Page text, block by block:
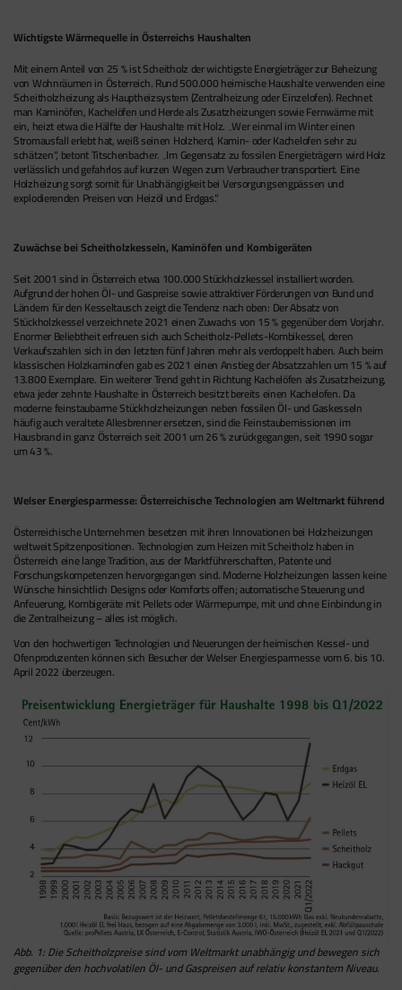
Wichtigste Wärmequelle in Österreichs Haushalten
Mit einem Anteil von 25 % ist Scheitholz der wichtigste Energieträger zur Beheizung
von Wohnräumen in Österreich. Rund 500.000 heimische Haushalte verwenden eine
Scheitholzheizung als Hauptheizsystem (Zentralheizung oder Einzelofen). Rechnet
man Kaminöfen, Kachelöfen und Herde als Zusatzheizungen sowie Fernwärme mit
ein, heizt etwa die Hälfte der Haushalte mit Holz. „Wer einmal im Winter einen
Stromausfall erlebt hat, weiß seinen Holzherd, Kamin- oder Kachelofen sehr zu
schätzen“, betont Titschenbacher. „Im Gegensatz zu fossilen Energieträgern wird Holz
verlässlich und gefahrlos auf kurzen Wegen zum Verbraucher transportiert. Eine
Holzheizung sorgt somit für Unabhängigkeit bei Versorgungsengpässen und
explodierenden Preisen von Heizöl und Erdgas.“
Zuwächse bei Scheitholzkesseln, Kaminöfen und Kombigeräten
Seit 2001 sind in Österreich etwa 100.000 Stückholzkessel installiert worden.
Aufgrund der hohen Öl- und Gaspreise sowie attraktiver Förderungen von Bund und
Ländern für den Kesseltausch zeigt die Tendenz nach oben: Der Absatz von
Stückholzkessel verzeichnete 2021 einen Zuwachs von 15 % gegenüber dem Vorjahr.
Enormer Beliebtheit erfreuen sich auch Scheitholz-Pellets-Kombikessel, deren
Verkaufszahlen sich in den letzten fünf Jahren mehr als verdoppelt haben. Auch beim
klassischen Holzkaminofen gab es 2021 einen Anstieg der Absatzzahlen um 15 % auf
13.800 Exemplare. Ein weiterer Trend geht in Richtung Kachelöfen als Zusatzheizung,
etwa jeder zehnte Haushalte in Österreich besitzt bereits einen Kachelofen. Da
moderne feinstaubarme Stückholzheizungen neben fossilen Öl- und Gaskesseln
häufig auch veraltete Allesbrenner ersetzen, sind die Feinstaubemissionen im
Hausbrand in ganz Österreich seit 2001 um 26 % zurückgegangen, seit 1990 sogar
um 43 %.
Welser Energiesparmesse: Österreichische Technologien am Weltmarkt führend
Österreichische Unternehmen besetzen mit ihren Innovationen bei Holzheizungen
weltweit Spitzenpositionen. Technologien zum Heizen mit Scheitholz haben in
Österreich eine lange Tradition, aus der Marktführerschaften, Patente und
Forschungskompetenzen hervorgegangen sind. Moderne Holzheizungen lassen keine
Wünsche hinsichtlich Designs oder Komforts offen; automatische Steuerung und
Anfeuerung, Kombigeräte mit Pellets oder Wärmepumpe, mit und ohne Einbindung in
die Zentralheizung – alles ist möglich.
Von den hochwertigen Technologien und Neuerungen der heimischen Kessel- und
Ofenproduzenten können sich Besucher der Welser Energiesparmesse vom 6. bis 10.
April 2022 überzeugen.
Abb. 1: Die Scheitholzpreise sind vom Weltmarkt unabhängig und bewegen sich
gegenüber den hochvolatilen Öl- und Gaspreisen auf relativ konstantem Niveau.